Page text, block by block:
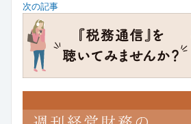
次の記事